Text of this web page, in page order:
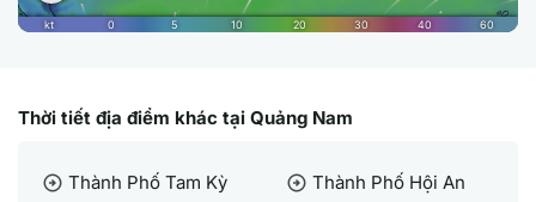
Thời tiết địa điểm khác tại Quảng Nam
arrow_circle_right Thành Phố Tam Kỳ arrow_circle_right Thành Phố Hội An